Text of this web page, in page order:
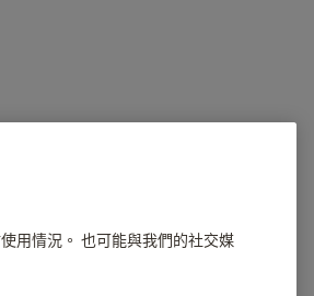
用情況。 也可能與我們的社交媒